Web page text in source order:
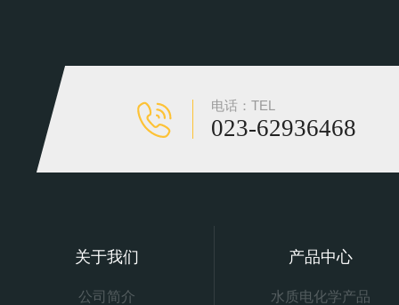
电话：TEL
023-62936468
关于我们
公司简介
产品中心
水质电化学产品